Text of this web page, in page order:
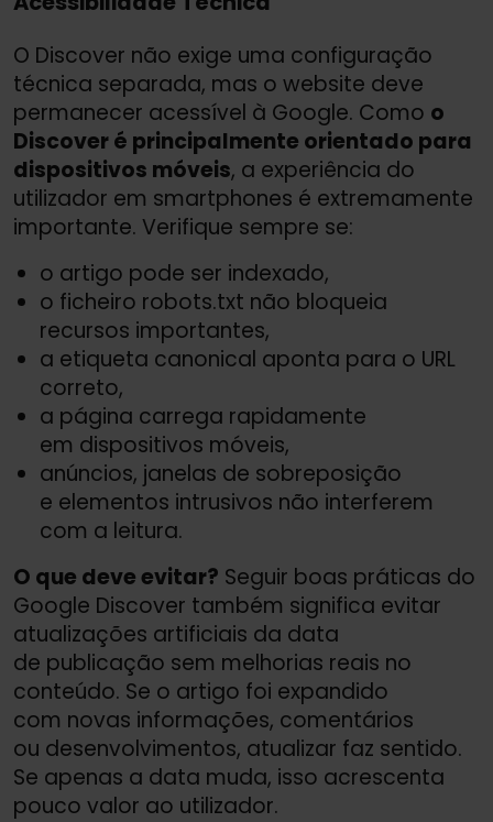
O Discover não exige uma configuração
técnica separada, mas o website deve
permanecer acessível à Google. Como o
Discover é principalmente orientado para
dispositivos móveis, a experiência do
utilizador em smartphones é extremamente
importante. Verifique sempre se:
o artigo pode ser indexado,
o ficheiro robots.txt não bloqueia
recursos importantes,
a etiqueta canonical aponta para o URL
correto,
a página carrega rapidamente
em dispositivos móveis,
anúncios, janelas de sobreposição
e elementos intrusivos não interferem
com a leitura.
O que deve evitar? Seguir boas práticas do
Google Discover também significa evitar
atualizações artificiais da data
de publicação sem melhorias reais no
conteúdo. Se o artigo foi expandido
com novas informações, comentários
ou desenvolvimentos, atualizar faz sentido.
Se apenas a data muda, isso acrescenta
pouco valor ao utilizador.